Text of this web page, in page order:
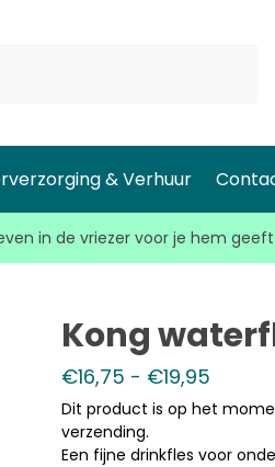
& Verhuur
in de vriezer voor je hem
Kong
€16,75 - €19,95
Dit product is op het
verzending.
Een fijne drinkfles voor